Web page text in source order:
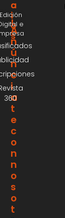
¡
A
n
ú
n
c
i
a
t
e
c
o
n
n
o
s
o
t
C
I
O
S
360
A
e